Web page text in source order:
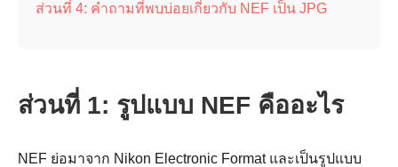
ส่วนที่ 4: คำถามที่พบบ่อยเกี่ยวกับ NEF เป็น JPG
ส่วนที่ 1: รูปแบบ NEF คืออะไร
NEF ย่อมาจาก Nikon Electronic Format และเป็นรูปแบบ